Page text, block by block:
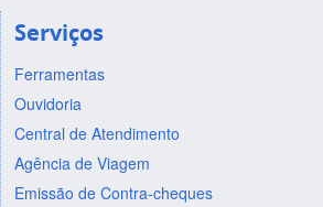
Serviços
Ferramentas
Ouvidoria
Central de Atendimento
Agência de Viagem
Emissão de Contra-cheques